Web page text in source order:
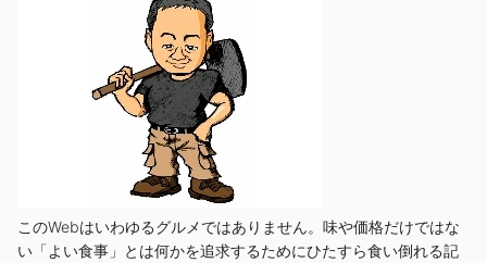
このWebはいわゆるグルメではありません。味や価格だけではな
い「よい食事」とは何かを追求するためにひたすら食い倒れる記